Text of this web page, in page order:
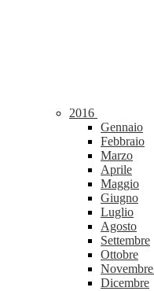
2016
Gennaio
Febbraio
Marzo
Aprile
Maggio
Giugno
Luglio
Agosto
Settembre
Ottobre
Novembre
Dicembre